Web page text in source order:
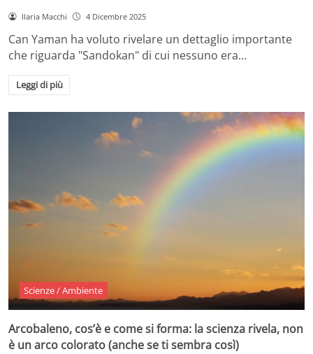
Ilaria Macchi 4 Dicembre 2025
Can Yaman ha voluto rivelare un dettaglio importante
che riguarda "Sandokan" di cui nessuno era…
Leggi di più
Scienze / Ambiente
Arcobaleno, cos’è e come si forma: la scienza rivela, non
è un arco colorato (anche se ti sembra così)